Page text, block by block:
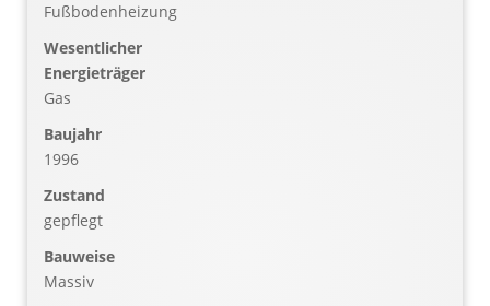
Fußbodenheizung
Wesentlicher
Energieträger
Gas
Baujahr
1996
Zustand
gepflegt
Bauweise
Massiv